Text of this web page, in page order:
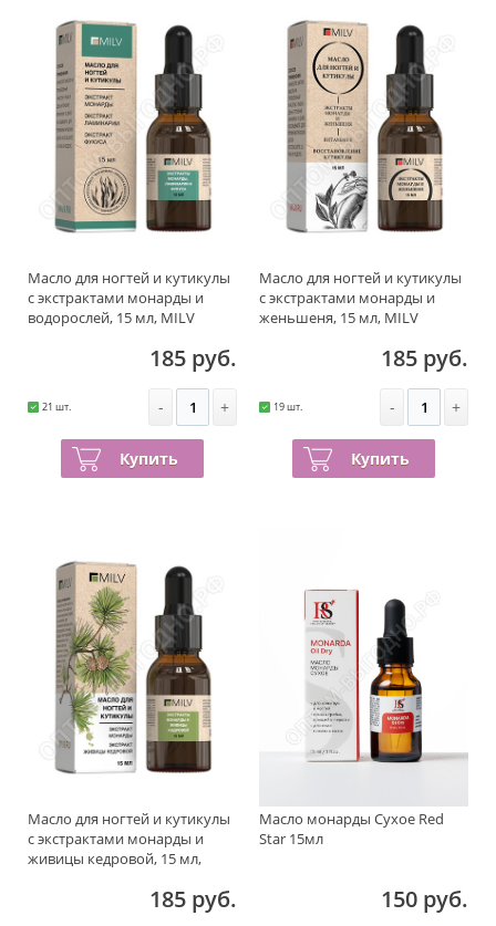
Масло для ногтей и кутикулы
с экстрактами монарды и
водорослей, 15 мл, MILV
185 руб.
21 шт. - +
Купить
Масло для ногтей и кутикулы
с экстрактами монарды и
женьшеня, 15 мл, MILV
185 руб.
19 шт. - +
Купить
Масло для ногтей и кутикулы
с экстрактами монарды и
живицы кедровой, 15 мл,
185 руб.
Масло монарды Сухое Red
Star 15мл
150 руб.